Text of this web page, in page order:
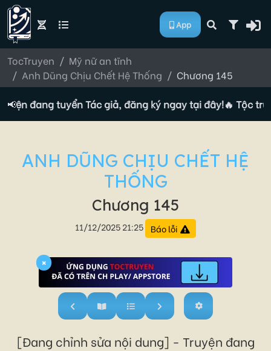
App
TocTruyen
Mỹ nữ an tĩnh
Anh Dũng Chịu Chết Hệ Thống
Chương 145
📢 đang tuyển Tác giả, đăng ký ngay tại đây!🔥 Tộc
ANH DŨNG CHỊU CHẾT HỆ
THỐNG
Chương 145
11/12/2025 21:25 Báo lỗi
×
[Đang chỉnh sửa nội dung] - Truyện đang